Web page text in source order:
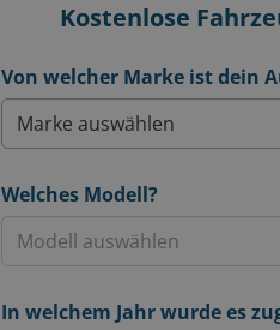
Kostenlose
Von welcher Marke ist dein
Welches Modell?
In welchem Jahr wurde es